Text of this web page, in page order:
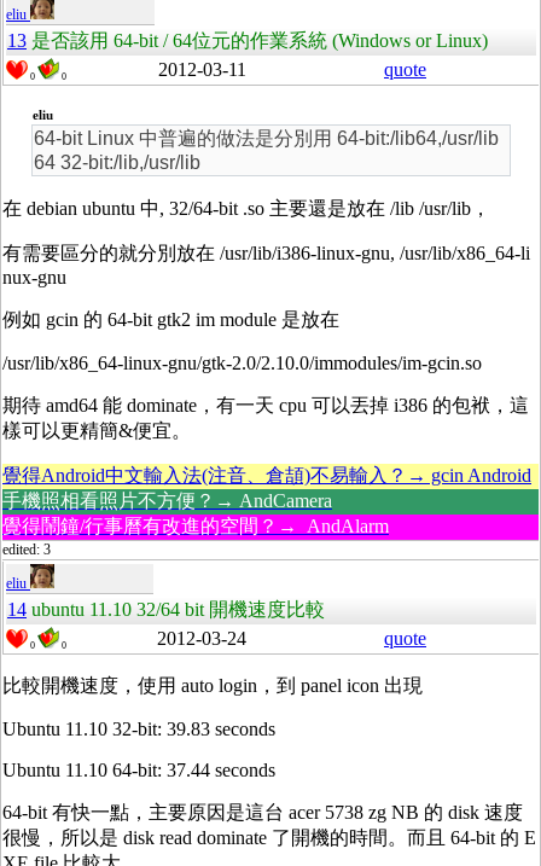
eliu
13 是否該用 64-bit / 64位元的作業系統 (Windows or Linux)
0 0 2012-03-11 quote
eliu
64-bit Linux 中普遍的做法是分別用 64-bit:/lib64,/usr/lib
64 32-bit:/lib,/usr/lib
在 debian ubuntu 中, 32/64-bit .so 主要還是放在 /lib /usr/lib，
有需要區分的就分別放在 /usr/lib/i386-linux-gnu, /usr/lib/x86_64-li
nux-gnu
例如 gcin 的 64-bit gtk2 im module 是放在
/usr/lib/x86_64-linux-gnu/gtk-2.0/2.10.0/immodules/im-gcin.so
期待 amd64 能 dominate，有一天 cpu 可以丟掉 i386 的包袱，這
樣可以更精簡&便宜。
覺得Android中文輸入法(注音、倉頡)不易輸入？→ gcin Android
手機照相看照片不方便？→ AndCamera
覺得鬧鐘/行事曆有改進的空間？→ AndAlarm
edited: 3
eliu
14 ubuntu 11.10 32/64 bit 開機速度比較
0 0 2012-03-24 quote
比較開機速度，使用 auto login，到 panel icon 出現
Ubuntu 11.10 32-bit: 39.83 seconds
Ubuntu 11.10 64-bit: 37.44 seconds
64-bit 有快一點，主要原因是這台 acer 5738 zg NB 的 disk 速度
很慢，所以是 disk read dominate 了開機的時間。而且 64-bit 的 E